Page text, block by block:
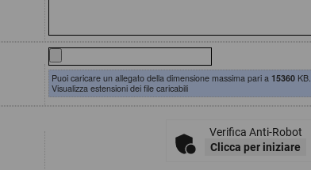
Puoi caricare un allegato della dimensione massima pari a 15360KB.
Visualizza estensioni dei file caricabili
Verifica Anti-Robot
Clicca per iniziare